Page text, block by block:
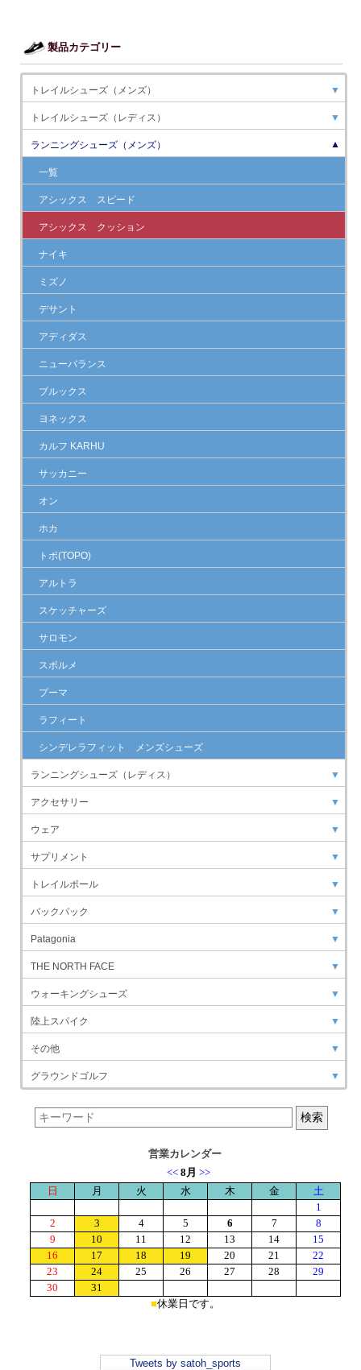
製品カテゴリー
トレイルシューズ（メンズ） ▼
トレイルシューズ（レディス） ▼
ランニングシューズ（メンズ） ▼
一覧
アシックス スピード
アシックス クッション
ナイキ
ミズノ
デサント
アディダス
ニューバランス
ブルックス
ヨネックス
カルフ KARHU
サッカニー
オン
ホカ
トポ(TOPO)
アルトラ
スケッチャーズ
サロモン
スボルメ
プーマ
ラフィート
シンデレラフィット メンズシューズ
ランニングシューズ（レディス） ▼
アクセサリー ▼
ウェア ▼
サプリメント ▼
トレイルポール ▼
バックパック ▼
Patagonia ▼
THE NORTH FACE ▼
ウォーキングシューズ ▼
陸上スパイク ▼
その他 ▼
グラウンドゴルフ ▼
営業カレンダー
Tweets by satoh_sports